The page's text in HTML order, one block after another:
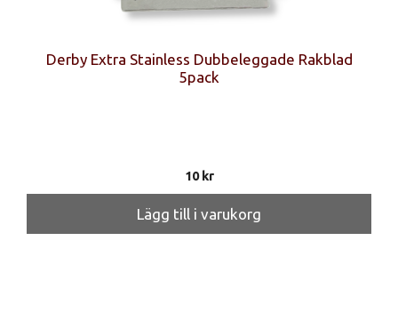
Derby Extra Stainless Dubbeleggade Rakblad
5pack
10kr
Lägg till i varukorg